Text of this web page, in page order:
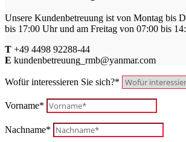
Unsere Kundenbetreuung ist von Montag bis
bis 17:00 Uhr und am Freitag von 07:00 bis
T +49 4498 92288-44
E kundenbetreuung_rmb@yanmar.com
Wofür interessieren Sie sich?*
Vorname*
Nachname*